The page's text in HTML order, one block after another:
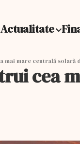
Actualitate
mai mare centrală solară
cea